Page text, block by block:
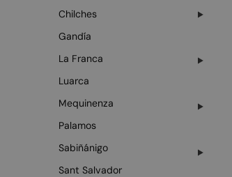
Chilches
Gandía
La Franca
Luarca
Mequinenza
Palamos
Sabiñánigo
Sant Salvador